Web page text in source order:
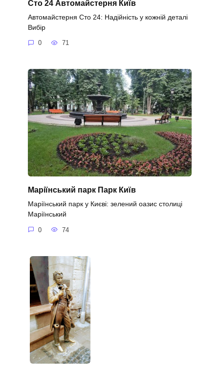
Сто 24 Автомайстерня Київ
Автомайстерня Сто 24: Надійність у кожній деталі
Вибір
0 71
Маріїнський парк Парк Київ
Маріїнський парк у Києві: зелений оазис столиці
Маріїнський
0 74